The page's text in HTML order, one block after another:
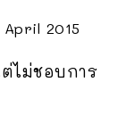
April 2015
ไม่ชอบการ